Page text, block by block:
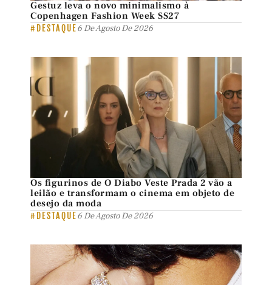
Gestuz leva o novo minimalismo à
Copenhagen Fashion Week SS27
#DESTAQUE6 De Agosto De 2026
Os figurinos de O Diabo Veste Prada 2 vão a
leilão e transformam o cinema em objeto de
desejo da moda
#DESTAQUE6 De Agosto De 2026